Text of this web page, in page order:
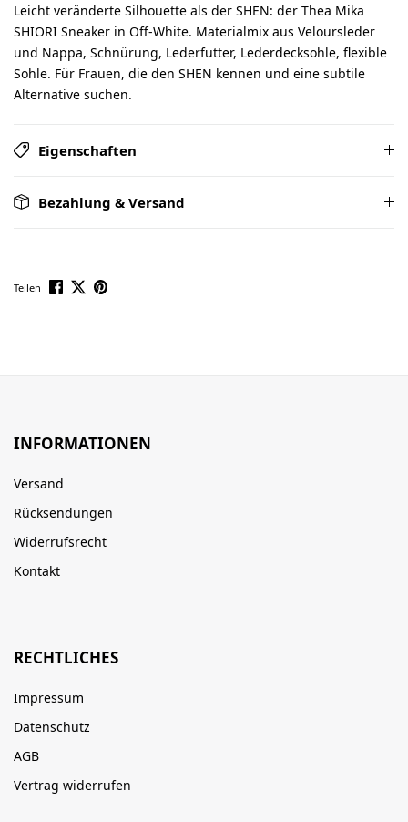
Leicht veränderte Silhouette als der SHEN: der Thea Mika
SHIORI Sneaker in Off-White. Materialmix aus Veloursleder
und Nappa, Schnürung, Lederfutter, Lederdecksohle, flexible
Sohle. Für Frauen, die den SHEN kennen und eine subtile
Alternative suchen.
Eigenschaften
Bezahlung & Versand
Teilen
INFORMATIONEN
Versand
Rücksendungen
Widerrufsrecht
Kontakt
RECHTLICHES
Impressum
Datenschutz
AGB
Vertrag widerrufen